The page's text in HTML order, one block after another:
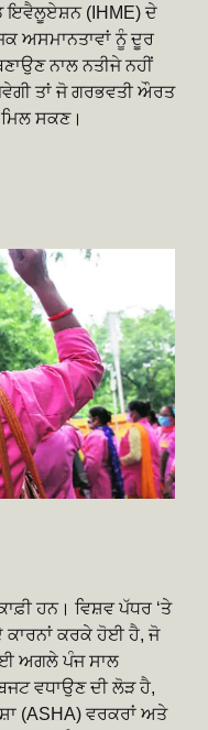
ਇਵੈਲੂਏਸ਼ਨ (IHME) ਦੇ
ਅਸਮਾਨਤਾਵਾਂ ਨੂੰ ਦੂਰ
ਨਾਲ ਨਤੀਜੇ ਨਹੀਂ
ਤਾਂ ਜੋ ਗਰਭਵਤੀ ਔਰਤ
ਸਕਣ।
ਹਨ। ਵਿਸ਼ਵ ਪੱਧਰ ‘ਤੇ
ਕਾਰਨਾਂ ਕਰਕੇ ਹੋਈ ਹੈ, ਜੋ
ਅਗਲੇ ਪੰਜ ਸਾਲ
ਵਧਾਉਣ ਦੀ ਲੋੜ ਹੈ,
(ASHA) ਵਰਕਰਾਂ ਅਤੇ